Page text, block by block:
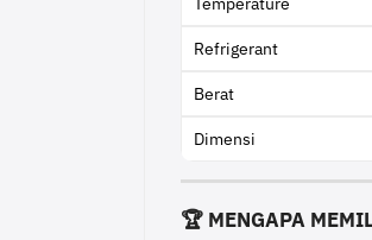
Refrigerant
Berat
Dimensi
🏆 MENGAPA